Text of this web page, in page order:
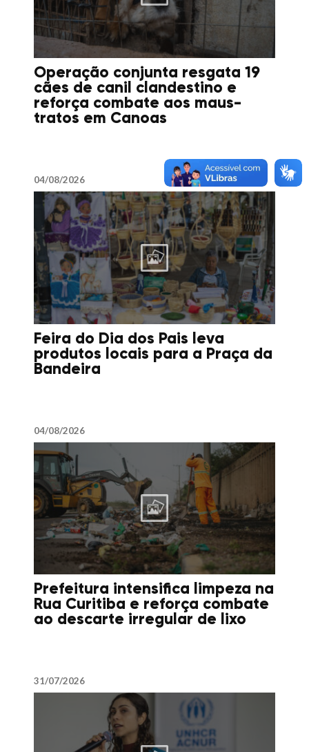
Operação conjunta resgata 19
cães de canil clandestino e
reforça combate aos maus-
tratos em Canoas
04/08/2026
Feira do Dia dos Pais leva
produtos locais para a Praça da
Bandeira
04/08/2026
Prefeitura intensifica limpeza na
Rua Curitiba e reforça combate
ao descarte irregular de lixo
31/07/2026